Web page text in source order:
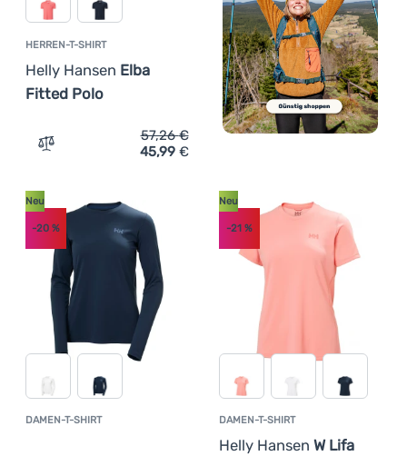
HERREN-T-SHIRT
Helly Hansen Elba
Fitted Polo
Zum Vergleich 'Herren-T-Shirt Helly Hansen Elba Fitted
57,26€
45,99 €
DAMEN-T-SHIRT Kundenbewertung
Neu
-20 %
DAMEN-T-SHIRT
Helly Hansen W Lifa
Neu
-21 %